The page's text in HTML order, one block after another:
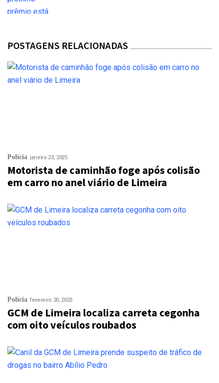
POSTAGENS RELACIONADAS
Polícia janeiro 23, 2025
Motorista de caminhão foge após colisão
em carro no anel viário de Limeira
Polícia fevereiro 20, 2025
GCM de Limeira localiza carreta cegonha
com oito veículos roubados